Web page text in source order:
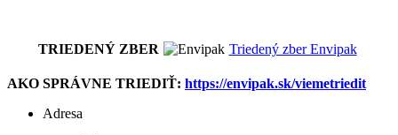
TRIEDENÝ ZBER Triedený zber Envipak
AKO SPRÁVNE TRIEDIŤ: https://envipak.sk/viemetriedit
Adresa